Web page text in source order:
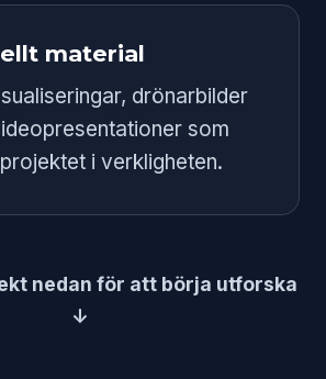
material
drönarbilder
som
i verkligheten.
nedan för att börja utforska
↓